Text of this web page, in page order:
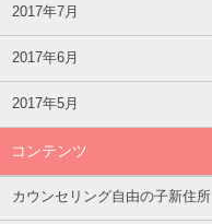
2017年7月
2017年6月
2017年5月
コンテンツ
カウンセリング自由の子新住所